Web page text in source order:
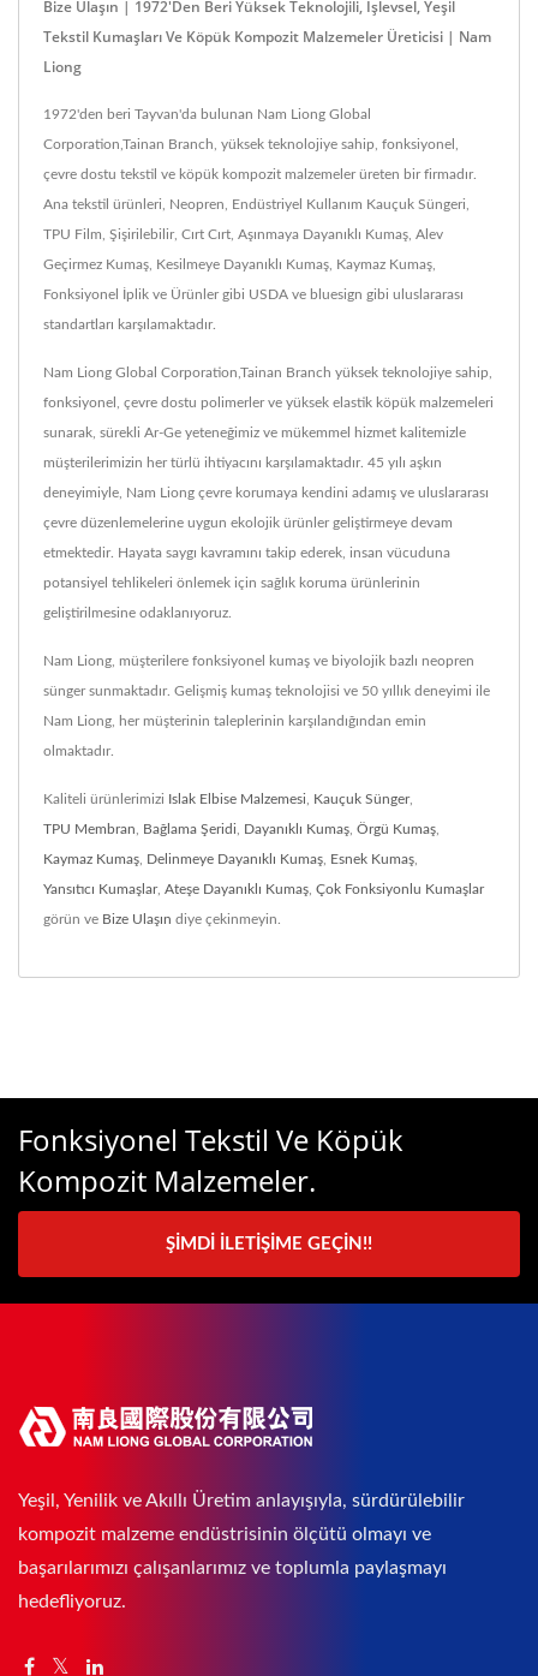
Bize Ulaşın | 1972'den Beri Yüksek Teknolojili, İşlevsel, Yeşil
Tekstil Kumaşları Ve Köpük Kompozit Malzemeler Üreticisi | Nam
Liong
1972'den beri Tayvan'da bulunan Nam Liong Global
Corporation,Tainan Branch, yüksek teknolojiye sahip, fonksiyonel,
çevre dostu tekstil ve köpük kompozit malzemeler üreten bir firmadır.
Ana tekstil ürünleri, Neopren, Endüstriyel Kullanım Kauçuk Süngeri,
TPU Film, Şişirilebilir, Cırt Cırt, Aşınmaya Dayanıklı Kumaş, Alev
Geçirmez Kumaş, Kesilmeye Dayanıklı Kumaş, Kaymaz Kumaş,
Fonksiyonel İplik ve Ürünler gibi USDA ve bluesign gibi uluslararası
standartları karşılamaktadır.
Nam Liong Global Corporation,Tainan Branch yüksek teknolojiye sahip,
fonksiyonel, çevre dostu polimerler ve yüksek elastik köpük malzemeleri
sunarak, sürekli Ar-Ge yeteneğimiz ve mükemmel hizmet kalitemizle
müşterilerimizin her türlü ihtiyacını karşılamaktadır. 45 yılı aşkın
deneyimiyle, Nam Liong çevre korumaya kendini adamış ve uluslararası
çevre düzenlemelerine uygun ekolojik ürünler geliştirmeye devam
etmektedir. Hayata saygı kavramını takip ederek, insan vücuduna
potansiyel tehlikeleri önlemek için sağlık koruma ürünlerinin
geliştirilmesine odaklanıyoruz.
Nam Liong, müşterilere fonksiyonel kumaş ve biyolojik bazlı neopren
sünger sunmaktadır. Gelişmiş kumaş teknolojisi ve 50 yıllık deneyimi ile
Nam Liong, her müşterinin taleplerinin karşılandığından emin
olmaktadır.
Kaliteli ürünlerimizi Islak Elbise Malzemesi Kauçuk Sünger,
TPU Membran Bağlama Şeridi Dayanıklı Kumaş Örgü Kumaş
Kaymaz Kumaş Delinmeye Dayanıklı Kumaş Esnek Kumaş
Yansıtıcı Kumaşlar, Ateşe Dayanıklı Kumaş Çok Fonksiyonlu Kumaşlar
görün ve Bize Ulaşın diye çekinmeyin.
Fonksiyonel Tekstil Ve Köpük
Kompozit Malzemeler.
ŞIMDI İLETIŞIME GEÇIN!!
Yeşil, Yenilik ve Akıllı Üretim anlayışıyla, sürdürülebilir
kompozit malzeme endüstrisinin ölçütü olmayı ve
başarılarımızı çalışanlarımız ve toplumla paylaşmayı
hedefliyoruz.